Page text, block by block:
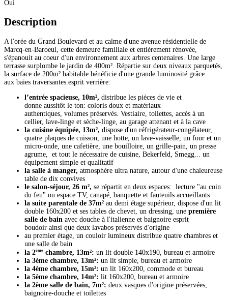
Oui
Description
A l'orée du Grand Boulevard et au calme d'une avenue résidentielle de
Marcq-en-Baroeul, cette demeure familiale et entièrement rénovée,
s'épanouit au coeur d'un environnement aux arbres centenaires. Une large
terrasse surplombe le jardin de 400m². Répartie sur deux niveaux parquetés,
la surface de 200m² habitable bénéficie d'une grande luminosité grâce
aux baies traversantes esprit verrière:
l’entrée spacieuse, 10m², distribue les pièces de vie et
donne aussitôt le ton: coloris doux et matériaux
authentiques, volumes préservés. Vestiaire, toilettes, accès à un
cellier, lave-linge et sèche-linge, au garage attenant et à la cave
la cuisine équipée, 13m², dispose d'un réfrigérateur-congélateur,
quatre plaques de cuisson, une hotte, un lave-vaisselle, un four et un
micro-onde, une cafetière, une bouilloire, un grille-pain, un presse
agrume, et tout le nécessaire de cuisine, Bekerfeld, Smegg... un
équipement simple et qualitatif
la salle à manger, atmosphère ultra nature, autour d'une chaleureuse
table de dix convives
le salon-séjour, 26 m², se répartit en deux espaces: lecture "au coin
du feu" ou espace TV, canapé, banquette et fauteuils accueillants
la suite parentale de 37m² au demi étage supérieur, dispose d'un lit
double 160x200 et ses tables de chevet, un dressing, une première
salle de bain avec douche à l'italienne et baignoire esprit
boudoir ainsi que deux lavabos préservés d'origine
au premier étage, un couloir lumineux distribue quatre chambres et
une salle de bain
la 2ème chambre, 13m²: un lit double 140x190, bureau et armoire
la 3ème chambre, 13m²: un lit simple, bureau et armoire
la 4ème chambre, 15m²: un lit 160x200, commode et bureau
la 5ème chambre, 14m²: lit 160x200, bureau et armoire
la 2ème salle de bain, 7m²: deux vasques d'origine préservées,
baignoire-douche et toilettes